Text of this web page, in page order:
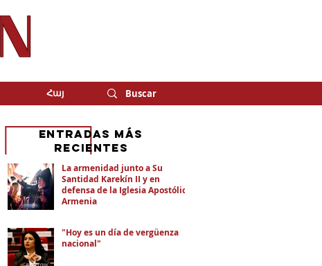
Հայ
La armenidad junto a Su
Santidad Karekín II y en
defensa de la Iglesia Apostólica
Armenia
"Hoy es un día de vergüenza
nacional"
eNTRADAS MÁS
RECIENTES